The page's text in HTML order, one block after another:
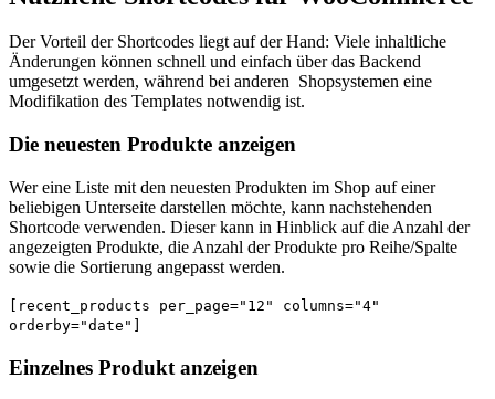
Der Vorteil der Shortcodes liegt auf der Hand: Viele inhaltliche
Änderungen können schnell und einfach über das Backend
umgesetzt werden, während bei anderen Shopsystemen eine
Modifikation des Templates notwendig ist.
Die neuesten Produkte anzeigen
Wer eine Liste mit den neuesten Produkten im Shop auf einer
beliebigen Unterseite darstellen möchte, kann nachstehenden
Shortcode verwenden. Dieser kann in Hinblick auf die Anzahl der
angezeigten Produkte, die Anzahl der Produkte pro Reihe/Spalte
sowie die Sortierung angepasst werden.
[recent_products per_page="12" columns="4"
orderby="date"]
Einzelnes Produkt anzeigen